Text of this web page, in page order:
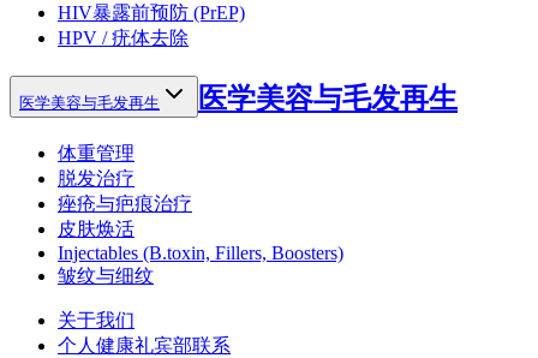
HIV暴露前预防 (PrEP)
HPV / 疣体去除
医学美容与毛发再生 医学美容与毛发再生
体重管理
脱发治疗
痤疮与疤痕治疗
皮肤焕活
Injectables (B.toxin, Fillers, Boosters)
皱纹与细纹
关于我们
个人健康礼宾部联系